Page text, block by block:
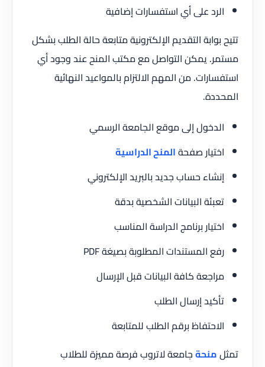
الرد على أي استفسارات إضافية
تتيح بوابة التقديم الإلكترونية متابعة حالة الطلب بشكل
مستمر. يمكن التواصل مع مكتب المنح عند وجود أي
استفسارات. من المهم الالتزام بالمواعيد النهائية
المحددة.
الدخول إلى موقع الجامعة الرسمي
اختيار صفحةالمنح الدراسية
إنشاء حساب جديد بالبريد الإلكتروني
تعبئة البيانات الشخصية بدقة
اختيار برنامج الدراسة المناسب
رفع المستندات المطلوبة بصيغة PDF
مراجعة كافة البيانات قبل الإرسال
تأكيد إرسال الطلب
الاحتفاظ برقم الطلب للمتابعة
تمثلمنحةجامعة لاتروب فرصة مميزة للطلاب